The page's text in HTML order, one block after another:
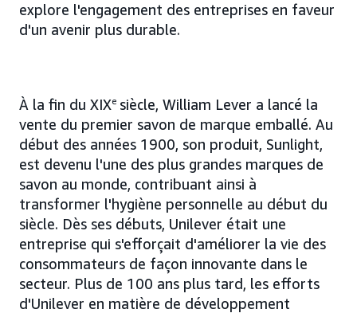
explore l'engagement des entreprises en faveur
d'un avenir plus durable.
À la fin du XIXe siècle, William Lever a lancé la
vente du premier savon de marque emballé. Au
début des années 1900, son produit, Sunlight,
est devenu l'une des plus grandes marques de
savon au monde, contribuant ainsi à
transformer l'hygiène personnelle au début du
siècle. Dès ses débuts, Unilever était une
entreprise qui s'efforçait d'améliorer la vie des
consommateurs de façon innovante dans le
secteur. Plus de 100 ans plus tard, les efforts
d'Unilever en matière de développement